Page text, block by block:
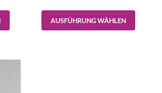
AUSFÜHRUNG WÄHLEN